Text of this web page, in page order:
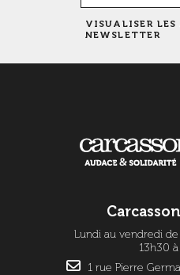
VISUALISER LES
NEWSLETTER
Lundi au vendredi
13h30
1 rue Pierre